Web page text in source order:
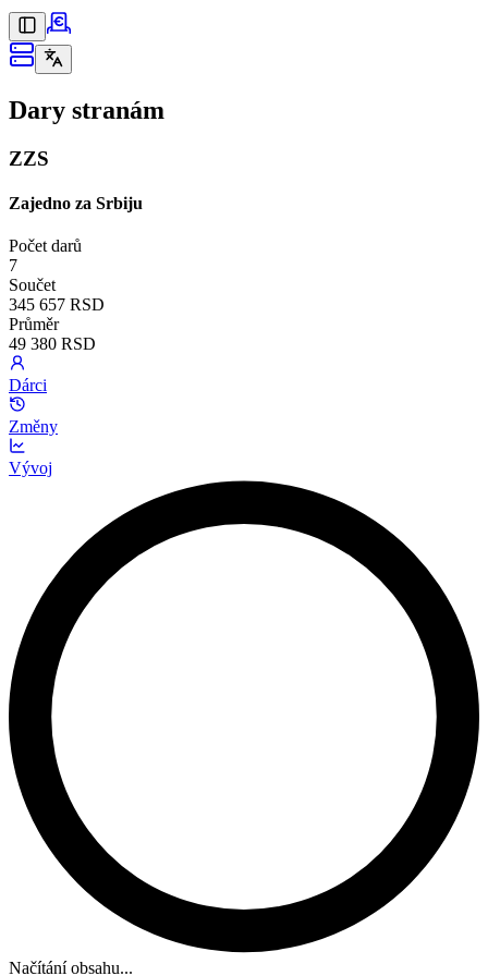
Dary stranám
ZZS
Zajedno za Srbiju
Počet darů
7
Součet
345 657 RSD
Průměr
49 380 RSD
Dárci
Změny
Vývoj
Načítání obsahu...